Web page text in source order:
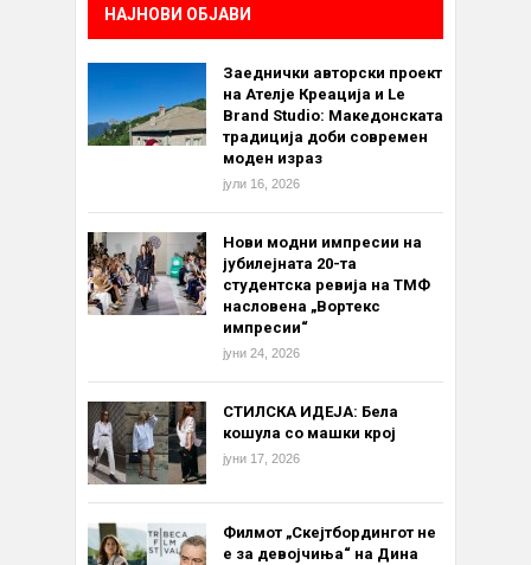
НАЈНОВИ ОБЈАВИ
Заеднички авторски проект
на Ателје Креација и Le
Brand Studio: Македонската
традиција доби современ
моден израз
јули 16, 2026
Нови модни импресии на
јубилејната 20-та
студентска ревија на ТМФ
насловена „Вортекс
импресии“
јуни 24, 2026
СТИЛСКА ИДЕЈА: Бела
кошула со машки крој
јуни 17, 2026
Филмот „Скејтбордингот не
е за девојчиња“ на Дина